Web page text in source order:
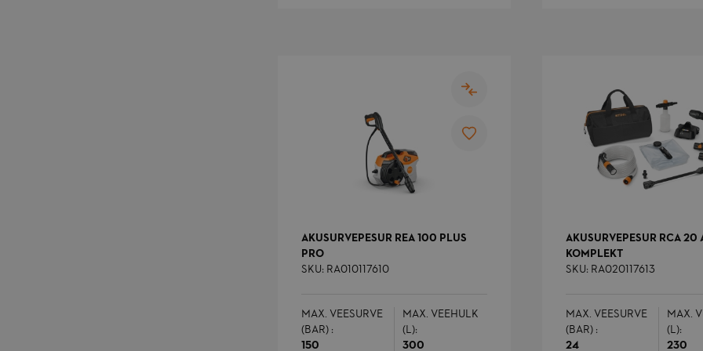
AKUSURVEPESUR REA 100 PLUS
PRO
SKU: RA010117610
MAX. VEESURVE
(BAR) :
150
MAX. VEEHULK
(L):
300
AKUSURVEPESUR RCA 20
KOMPLEKT
SKU: RA020117613
MAX. VEESURVE
(BAR) :
24
MAX.
(L):
230
1 aasta 1
kuu